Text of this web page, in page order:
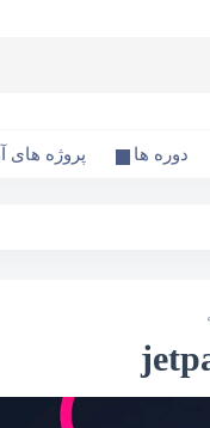
دوره ها پروژه های